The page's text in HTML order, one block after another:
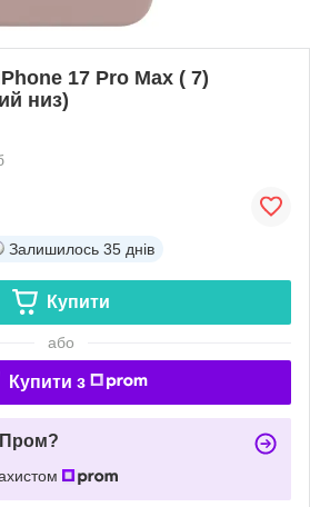
17 Pro Max ( 7)
низ)
Залишилось 35 днів
Купити
або
Купити з
Пром?